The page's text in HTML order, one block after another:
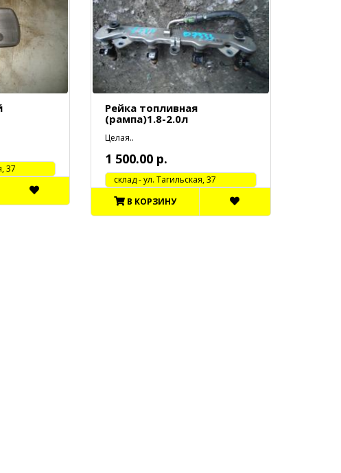
37
Рейка топливная
(рампа)1.8-2.0л
Целая..
1 500.00 р.
cклад - ул. Тагильская, 37
В КОРЗИНУ